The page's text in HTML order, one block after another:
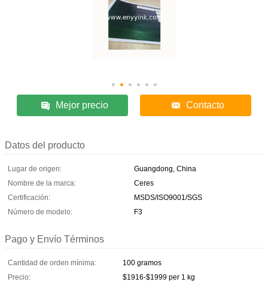
Mejor precio Contacto
Datos del producto
Lugar de origen:
Guangdong, China
Nombre de la marca:
Ceres
Certificación:
MSDS/ISO9001/SGS
Número de modelo:
F3
Pago y Envío Términos
Cantidad de orden mínima:
100 gramos
Precio:
$1916-$1999 per 1 kg